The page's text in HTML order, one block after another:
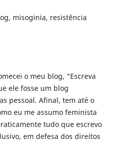
misoginia, resistência
o meu blog, “Escreva
ele fosse um blog
pessoal. Afinal, tem até o
eu me assumo feminista
tudo que escrevo
em defesa dos direitos